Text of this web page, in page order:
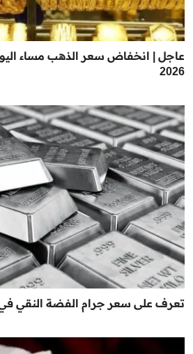
2026
تعرف على سعر جرام الفضة النقي